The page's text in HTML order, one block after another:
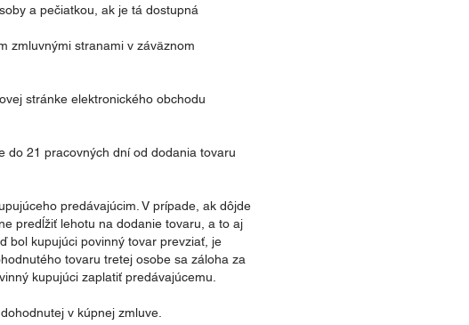
a pečiatkou, ak je tá dostupná
zmluvnými stranami v záväznom
stránke elektronického obchodu
do 21 pracovných dní od dodania tovaru
predávajúcim. V prípade, ak dôjde
predĺžiť lehotu na dodanie tovaru, a to aj
bol kupujúci povinný tovar prevziať, je
tovaru tretej osobe sa záloha za
kupujúci zaplatiť predávajúcemu.
v kúpnej zmluve.